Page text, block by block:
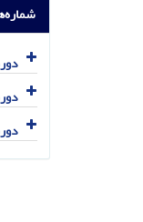
دوره 3
دوره 2
دوره 1